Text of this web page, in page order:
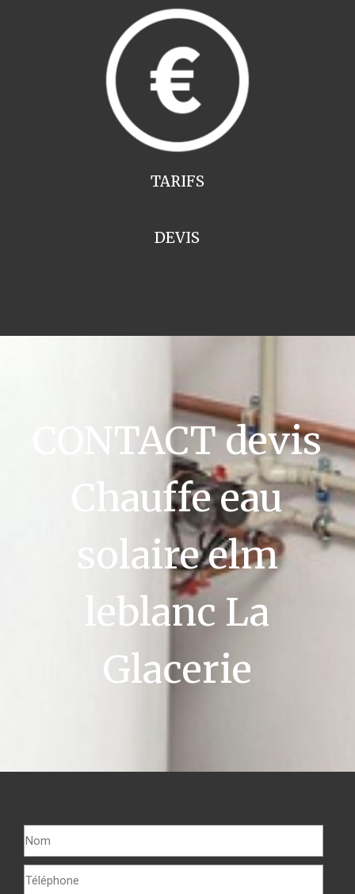
TARIFS
DEVIS
CONTACT devis
Chauffe eau
solaire elm
leblanc La
Glacerie